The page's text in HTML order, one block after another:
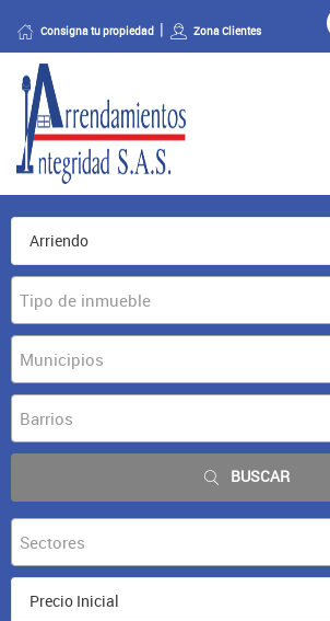
Consigna tu propiedad Zona Clientes
Tipo de inmueble
Municipios
Barrios
BUSCAR
Sectores